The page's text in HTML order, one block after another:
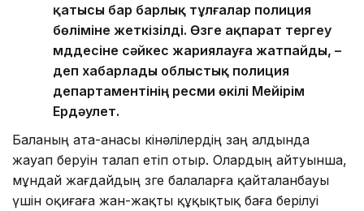
қатысы бар барлық тұлғалар полиция
бөліміне жеткізілді. Өзге ақпарат тергеу
мүддесіне сәйкес жариялауға жатпайды, –
деп хабарлады облыстық полиция
департаментінің ресми өкілі Мейірім
Ердәулет.
Баланың ата-анасы кінәлілердің заң алдында
жауап беруін талап етіп отыр. Олардың айтуынша,
мұндай жағдайдың өзге балаларға қайталанбауы
үшін оқиғаға жан-жақты құқықтық баға берілуі